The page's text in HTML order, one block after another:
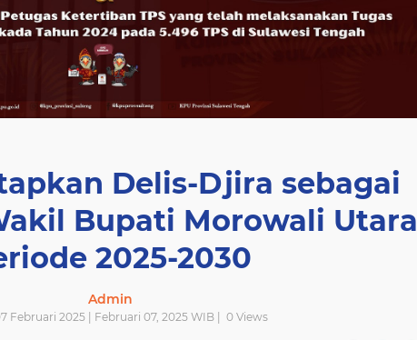
Delis-Djira sebagai
Bupati Morowali Utara
2025-2030
Admin
Februari 2025 | Februari 07, 2025 WIB | 0Views